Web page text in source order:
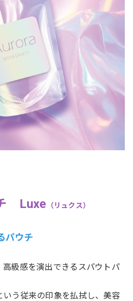
Luxe （リュクス）
パウチ
級感を演出できるスパウトパ
いう従来の印象を払拭し、美容